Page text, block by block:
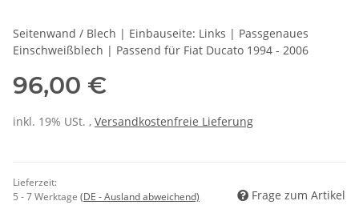
Seitenwand / Blech | Einbauseite: Links | Passgenaues
Einschweißblech | Passend für Fiat Ducato 1994 - 2006
96,00 €
inkl. 19% USt. , Versandkostenfreie Lieferung
Lieferzeit:
5 - 7 Werktage (DE - Ausland abweichend) Frage zum Artikel